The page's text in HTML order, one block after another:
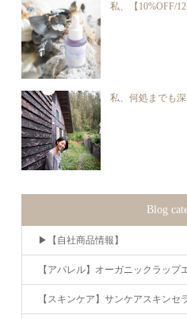
私、【10%OFF/
私、何処までも
Blog
▶︎【自社商品情報】
【アパレル】オーガニックラップ
【スキンケア】サンケアスキンセ